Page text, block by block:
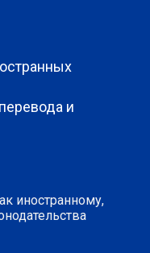
и
иностранному,